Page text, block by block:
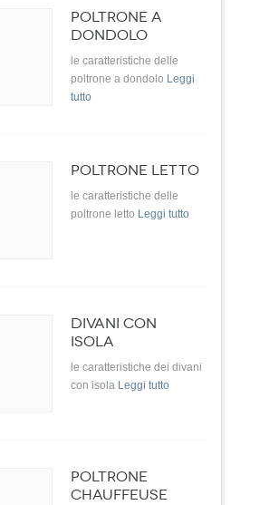
POLTRONE A
DONDOLO
le caratteristiche delle
poltrone a dondolo Leggi
tutto
POLTRONE LETTO
le caratteristiche delle
poltrone letto Leggi tutto
DIVANI CON
ISOLA
le caratteristiche dei divani
con isola Leggi tutto
POLTRONE
CHAUFFEUSE